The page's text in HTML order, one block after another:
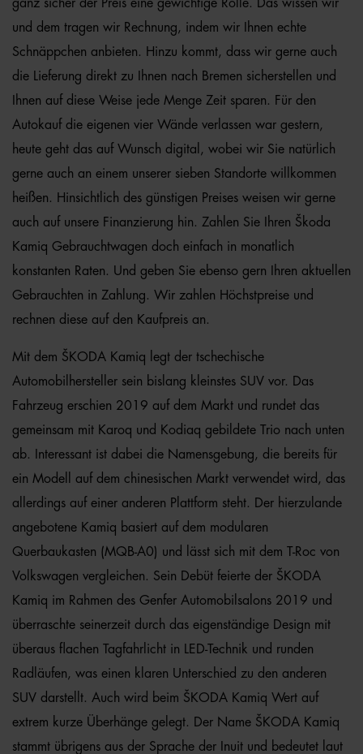
ganz sicher der Preis eine gewichtige Rolle. Das wissen wir
und dem tragen wir Rechnung, indem wir Ihnen echte
Schnäppchen anbieten. Hinzu kommt, dass wir gerne auch
die Lieferung direkt zu Ihnen nach Bremen sicherstellen und
Ihnen auf diese Weise jede Menge Zeit sparen. Für den
Autokauf die eigenen vier Wände verlassen war gestern,
heute geht das auf Wunsch digital, wobei wir Sie natürlich
gerne auch an einem unserer sieben Standorte willkommen
heißen. Hinsichtlich des günstigen Preises weisen wir gerne
auch auf unsere Finanzierung hin. Zahlen Sie Ihren Škoda
Kamiq Gebrauchtwagen doch einfach in monatlich
konstanten Raten. Und geben Sie ebenso gern Ihren aktuellen
Gebrauchten in Zahlung. Wir zahlen Höchstpreise und
rechnen diese auf den Kaufpreis an.
Mit dem ŠKODA Kamiq legt der tschechische
Automobilhersteller sein bislang kleinstes SUV vor. Das
Fahrzeug erschien 2019 auf dem Markt und rundet das
gemeinsam mit Karoq und Kodiaq gebildete Trio nach unten
ab. Interessant ist dabei die Namensgebung, die bereits für
ein Modell auf dem chinesischen Markt verwendet wird, das
allerdings auf einer anderen Plattform steht. Der hierzulande
angebotene Kamiq basiert auf dem modularen
Querbaukasten (MQB-A0) und lässt sich mit dem T-Roc von
Volkswagen vergleichen. Sein Debüt feierte der ŠKODA
Kamiq im Rahmen des Genfer Automobilsalons 2019 und
überraschte seinerzeit durch das eigenständige Design mit
überaus flachen Tagfahrlicht in LED-Technik und runden
Radläufen, was einen klaren Unterschied zu den anderen
SUV darstellt. Auch wird beim ŠKODA Kamiq Wert auf
extrem kurze Überhänge gelegt. Der Name ŠKODA Kamiq
stammt übrigens aus der Sprache der Inuit und bedeutet laut